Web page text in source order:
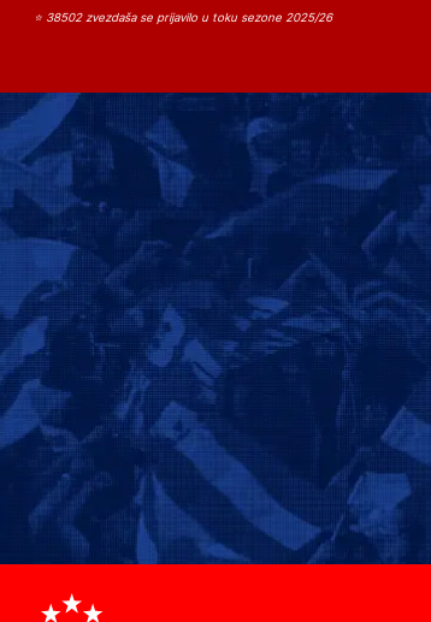
⭐ 38502 zvezdaša se prijavilo u toku sezone 2025/26